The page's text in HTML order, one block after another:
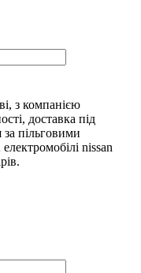
з компанією
доставка під
пільговими
nissan